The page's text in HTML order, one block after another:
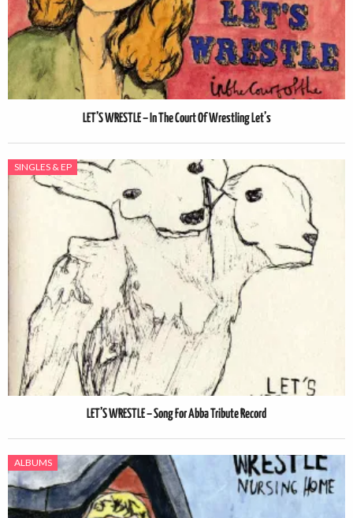
LET’S WRESTLE – In The Court Of Wrestling Let’s
SINGLES & EP
LET’S WRESTLE – Song For Abba Tribute Record
ALBUMS